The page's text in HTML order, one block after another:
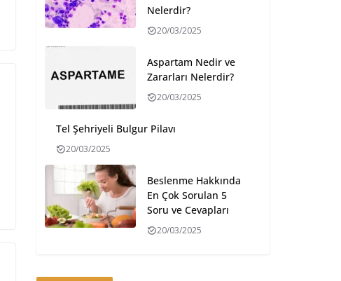
Nelerdir?
20/03/2025
Aspartam Nedir ve
Zararları Nelerdir?
20/03/2025
Tel Şehriyeli Bulgur Pilavı
20/03/2025
Beslenme Hakkında
En Çok Sorulan 5
Soru ve Cevapları
20/03/2025